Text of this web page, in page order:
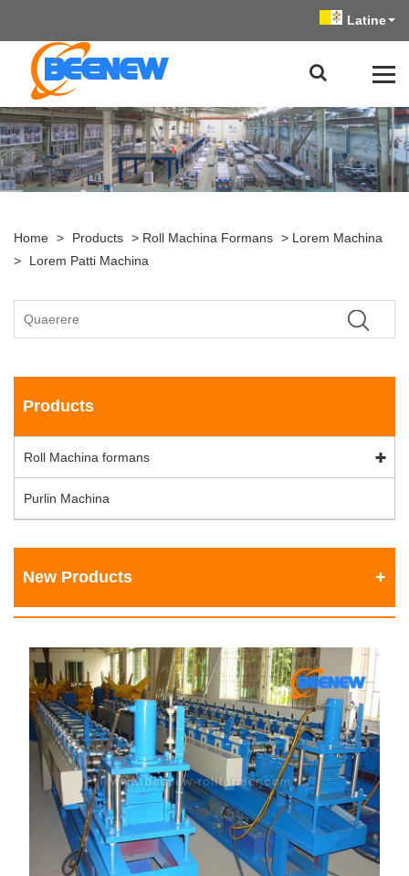
Latine
Home > Products > Roll Machina Formans > Lorem Machina
>
Lorem Patti Machina
Products
Roll Machina formans
Purlin Machina
New Products